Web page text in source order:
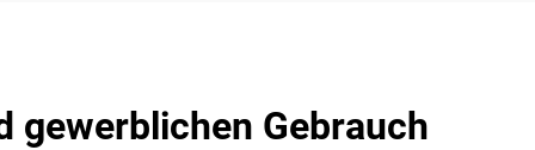
gewerblichen Gebrauch